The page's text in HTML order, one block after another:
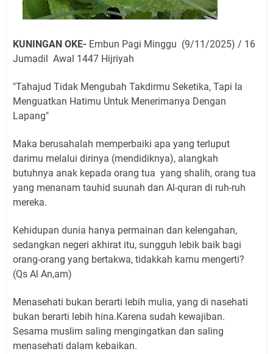
KUNINGAN OKE- Embun Pagi Minggu (9/11/2025) / 16
Jumadil Awal 1447 Hijriyah
"Tahajud Tidak Mengubah Takdirmu Seketika, Tapi Ia
Menguatkan Hatimu Untuk Menerimanya Dengan
Lapang"
Maka berusahalah memperbaiki apa yang terluput
darimu melalui dirinya (mendidiknya), alangkah
butuhnya anak kepada orang tua yang shalih, orang tua
yang menanam tauhid suunah dan Al-quran di ruh-ruh
mereka.
Kehidupan dunia hanya permainan dan kelengahan,
sedangkan negeri akhirat itu, sungguh lebik baik bagi
orang-orang yang bertakwa, tidakkah kamu mengerti?
(Qs Al An,am)
Menasehati bukan berarti lebih mulia, yang di nasehati
bukan berarti lebih hina.Karena sudah kewajiban.
Sesama muslim saling mengingatkan dan saling
menasehati dalam kebaikan.